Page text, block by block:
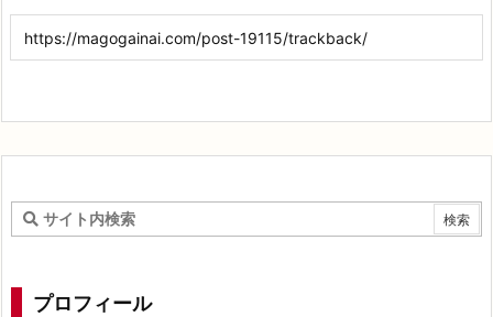
プロフィール